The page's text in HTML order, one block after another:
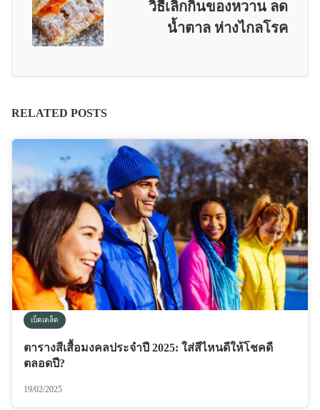
วิธีเลิกกินของหวาน ลด
น้ำตาล ห่างไกลโรค
RELATED POSTS
เบ็ดเตล็ด
ตารางสีเสื้อมงคลประจำปี 2025: ใส่สีไหนดีให้โชคดี
ตลอดปี?
19/02/2025